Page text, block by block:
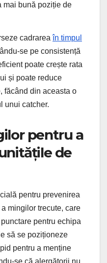
mai bună poziție de
cadrareaîn timpul
se pe consistență
poate crește rata
și poate reduce
făcând din aceasta o
unui catcher.
pentru a
de
pentru prevenirea
mingilor trecute, care
pentru echipa
să se poziționeze
pentru a menține